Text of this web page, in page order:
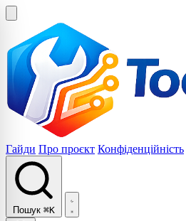
Гайди Про проєкт Конфіденційність
Пошук ⌘K